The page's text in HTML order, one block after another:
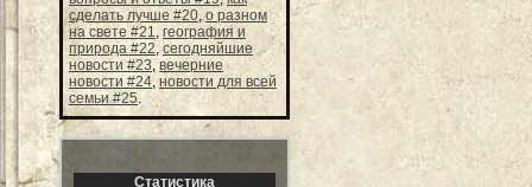
сделать лучше #20,о разном
на свете #21,география и
природа #22, сегодняйшие
новости #23,вечерние
новости #24, новости для всей
семьи #25.
Статистика